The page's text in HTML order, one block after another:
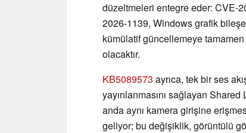
düzeltmeleri entegre eder: CVE-
2026-1139, Windows grafik
kümülatif güncellemeye
olacaktır.
KB5089573 ayrıca, tek bir ses
yayınlanmasını sağlayan
anda aynı kamera girişine
geliyor; bu değişiklik, görüntülü